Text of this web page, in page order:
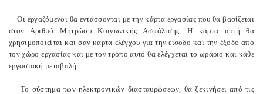
Οι εργαζόμενοι θα εντάσσονται με την κάρτα εργασίας που θα βασίζεται
στον Αριθμό Μητρώου Κοινωνικής Ασφάλισης. Η κάρτα αυτή θα
χρησιμοποιείται και σαν κάρτα ελέγχου για την είσοδο και την έξοδο από
τον χώρο εργασίας και με τον τρόπο αυτό θα ελέγχεται το ωράριο και κάθε
εργασιακή μεταβολή.
Το σύστημα των ηλεκτρονικών διασταυρώσεων, θα ξεκινήσει από τις